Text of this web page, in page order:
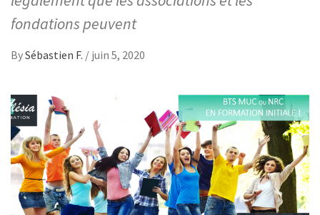
fondations peuvent
BySébastien F. / juin 5, 2020